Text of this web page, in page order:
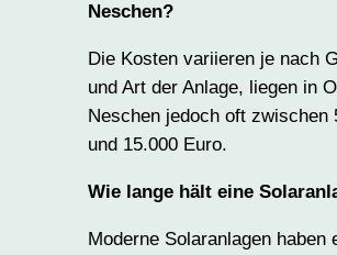
Neschen?
Die Kosten variieren je nach
und Art der Anlage, liegen in
Neschen jedoch oft zwischen
und 15.000 Euro.
Wie lange hält eine
Moderne Solaranlagen haben